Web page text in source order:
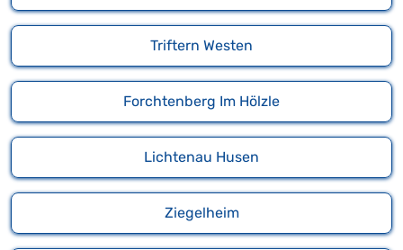
Triftern Westen
Forchtenberg Im Hölzle
Lichtenau Husen
Ziegelheim